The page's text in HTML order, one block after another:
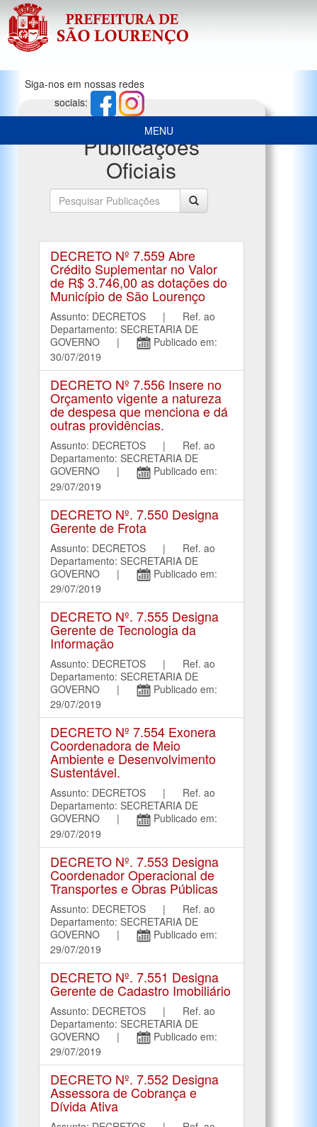
Siga-nos em nossas redes
sociais:
MENU
Publicações
Oficiais
DECRETO Nº 7.559 Abre
Crédito Suplementar no Valor
de R$ 3.746,00 as dotações do
Município de São Lourenço
Assunto: DECRETOS | Ref. ao
Departamento: SECRETARIA DE
GOVERNO |
Publicado em:
30/07/2019
DECRETO Nº 7.556 Insere no
Orçamento vigente a natureza
de despesa que menciona e dá
outras providências.
Assunto: DECRETOS | Ref. ao
Departamento: SECRETARIA DE
GOVERNO |
Publicado em:
29/07/2019
DECRETO Nº. 7.550 Designa
Gerente de Frota
Assunto: DECRETOS | Ref. ao
Departamento: SECRETARIA DE
GOVERNO |
Publicado em:
29/07/2019
DECRETO Nº. 7.555 Designa
Gerente de Tecnologia da
Informação
Assunto: DECRETOS | Ref. ao
Departamento: SECRETARIA DE
GOVERNO |
Publicado em:
29/07/2019
DECRETO Nº 7.554 Exonera
Coordenadora de Meio
Ambiente e Desenvolvimento
Sustentável.
Assunto: DECRETOS | Ref. ao
Departamento: SECRETARIA DE
GOVERNO |
Publicado em:
29/07/2019
DECRETO Nº. 7.553 Designa
Coordenador Operacional de
Transportes e Obras Públicas
Assunto: DECRETOS | Ref. ao
Departamento: SECRETARIA DE
GOVERNO |
Publicado em:
29/07/2019
DECRETO Nº. 7.551 Designa
Gerente de Cadastro Imobiliário
Assunto: DECRETOS | Ref. ao
Departamento: SECRETARIA DE
GOVERNO |
Publicado em:
29/07/2019
DECRETO Nº. 7.552 Designa
Assessora de Cobrança e
Dívida Ativa